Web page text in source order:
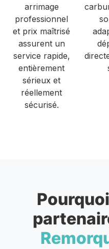
arrimage
professionnel
et prix maîtrisé
assurent un
service rapide,
entièrement
sérieux et
réellement
sécurisé.